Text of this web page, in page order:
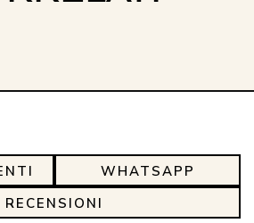
WHATSAPP
RECENSIONI